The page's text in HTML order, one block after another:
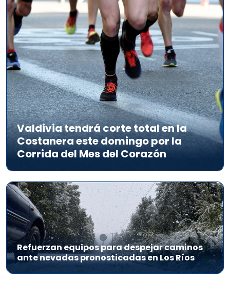
Valdivia tendrá corte total en la
Costanera este domingo por la
Corrida del Mes del Corazón
Refuerzan equipos para despejar caminos
ante nevadas pronosticadas en Los Ríos